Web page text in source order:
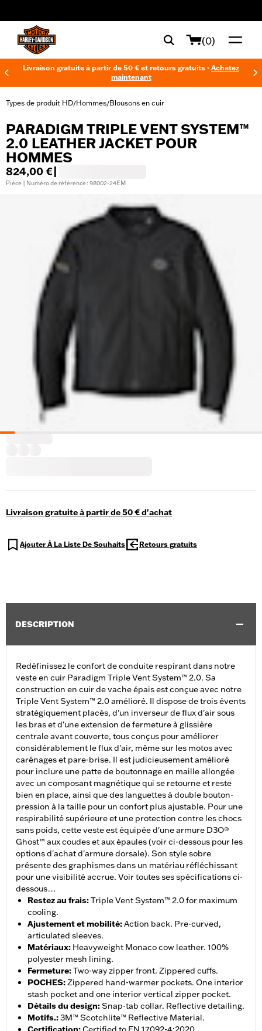
(0)
Livraison gratuite à partir de 50 € et retours gratuits - Achetez
maintenant
Types de produit HD/Hommes/Blousons en cuir
PARADIGM TRIPLE VENT SYSTEM™
2.0 LEATHER JACKET POUR
HOMMES
824,00 €
Pièce | Numéro de référence : 98002-24EM
Livraison gratuite à partir de 50 € d'achat
Ajouter À La Liste De Souhaits Retours gratuits
DESCRIPTION
Redéfinissez le confort de conduite respirant dans notre
veste en cuir Paradigm Triple Vent System™ 2.0. Sa
construction en cuir de vache épais est conçue avec notre
Triple Vent System™ 2.0 amélioré. Il dispose de trois évents
stratégiquement placés, d'un inverseur de flux d'air sous
les bras et d'une extension de fermeture à glissière
centrale avant couverte, tous conçus pour améliorer
considérablement le flux d'air, même sur les motos avec
carénages et pare-brise. Il est judicieusement amélioré
pour inclure une patte de boutonnage en maille allongée
avec un composant magnétique qui se retourne et reste
bien en place, ainsi que des languettes à double bouton-
pression à la taille pour un confort plus ajustable. Pour une
respirabilité supérieure et une protection contre les chocs
sans poids, cette veste est équipée d'une armure D3O®
Ghost™ aux coudes et aux épaules (voir ci-dessous pour les
options d'achat d'armure dorsale). Son style sobre
présente des graphismes dans un matériau réfléchissant
pour une visibilité accrue. Voir toutes ses spécifications ci-
dessous…
Restez au frais:Triple Vent System™ 2.0 for maximum
cooling.
Ajustement et mobilité:Action back. Pre-curved,
articulated sleeves.
Matériaux: Heavyweight Monaco cow leather. 100%
polyester mesh lining.
Fermeture:Two-way zipper front. Zippered cuffs.
POCHES:Zippered hand-warmer pockets. One interior
stash pocket and one interior vertical zipper pocket.
Détails du design:Snap-tab collar. Reflective detailing.
Motifs.:3M™ Scotchlite™ Reflective Material.